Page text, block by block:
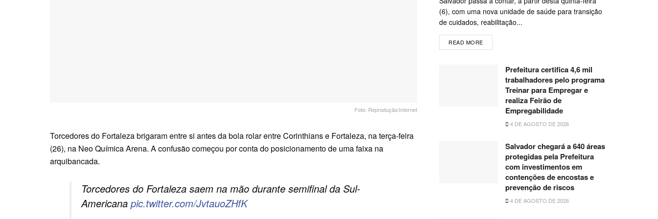
Foto: Reprodução/Internet
Torcedores do Fortaleza brigaram entre si antes da bola rolar entre Corinthians e Fortaleza, na terça-feira
(26), na Neo Química Arena. A confusão começou por conta do posicionamento de uma faixa na
arquibancada.
Torcedores do Fortaleza saem na mão durante semifinal da Sul-
Americana pic.twitter.com/JvtauoZHfK
(6), com uma nova unidade de saúde para transição
de cuidados, reabilitação...
READ MORE
Prefeitura certifica 4,6 mil
trabalhadores pelo programa
Treinar para Empregar e
realiza Feirão de
Empregabilidade
4 DE AGOSTO DE 2026
Salvador chegará a 640 áreas
protegidas pela Prefeitura
com investimentos em
contenções de encostas e
prevenção de riscos
4 DE AGOSTO DE 2026